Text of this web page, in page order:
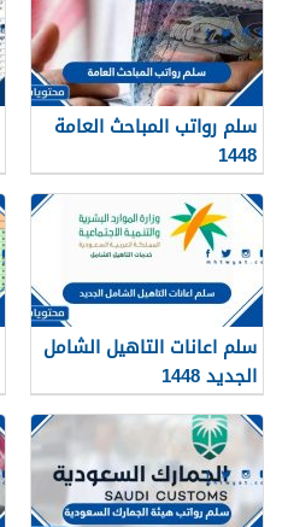
سلم رواتب المباحث العامة
1448
سلم اعانات التاهيل الشامل
الجديد 1448